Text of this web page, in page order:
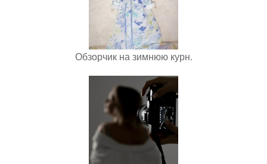
Обзорчик на зимнюю курн.